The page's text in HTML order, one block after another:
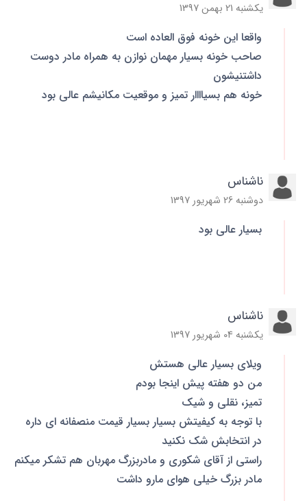
یکشنبه 21 بهمن 1397
واقعا این خونه فوق العاده است
صاحب خونه بسیار مهمان نوازن به همراه مادر دوست
داشتنیشون
خونه هم بسیاااار تمیز و موقعیت مکانیشم عالی بود
ناشناس
دوشنبه 26 شهریور 1397
بسیار عالی بود
ناشناس
یکشنبه 04 شهریور 1397
ویلای بسیار عالی هستش
من دو هفته پیش اینجا بودم
تمیز، نقلی و شیک
با توجه به کیفیتش بسیار بسیار قیمت منصفانه ای داره
در انتخابش شک نکنید
راستی از آقای شکوری و مادربزرگ مهربان هم تشکر میکنم
مادر بزرگ خیلی هوای مارو داشت